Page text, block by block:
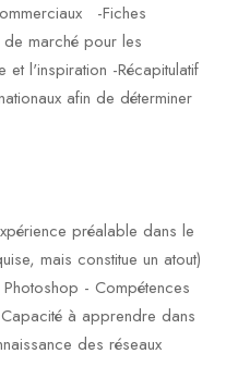
-Fiches
marché pour les
l'inspiration -Récapitulatif
afin de déterminer
préalable dans le
mais constitue un atout)
- Compétences
à apprendre dans
des réseaux